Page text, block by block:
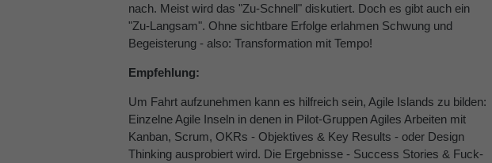
nach. Meist wird das "Zu-Schnell" diskutiert. Doch es gibt auch ein
"Zu-Langsam". Ohne sichtbare Erfolge erlahmen Schwung und
Begeisterung - also: Transformation mit Tempo!
Empfehlung:
Um Fahrt aufzunehmen kann es hilfreich sein, Agile Islands zu bilden:
Einzelne Agile Inseln in denen in Pilot-Gruppen Agiles Arbeiten mit
Kanban, Scrum, OKRs - Objektives & Key Results - oder Design
Thinking ausprobiert wird. Die Ergebnisse - Success Stories & Fuck-